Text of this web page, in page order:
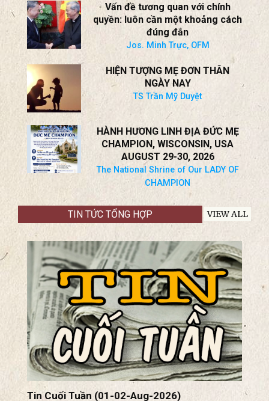
BÍ QUYẾT CHINH PHỤC TRÁI TIM
NAM GIỚI CỦA PHỤ NỮ
TS Trần Mỹ Duyệt
Vấn đề tương quan với chính
quyền: luôn cần một khoảng cách
đúng đắn
Jos. Minh Trực, OFM
HIỆN TƯỢNG MẸ ĐƠN THÂN
NGÀY NAY
TS Trần Mỹ Duyệt
HÀNH HƯƠNG LINH ĐỊA ĐỨC MẸ
CHAMPION, WISCONSIN, USA
AUGUST 29-30, 2026
The National Shrine of Our LADY OF
CHAMPION
TIN TỨC TỔNG HỢP VIEW ALL